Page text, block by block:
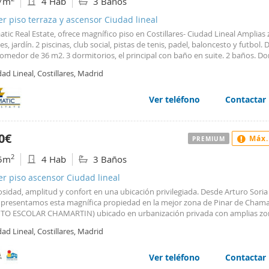
piso terraza y ascensor Ciudad lineal
Real Estate, ofrece magnífico piso en Costillares- Ciudad Lineal Amplias
jardín. 2 piscinas, club social, pistas de tenis, padel, baloncesto y futbol.
de 36 m2. 3 dormitorios, el principal con baño en suite. 2 baños.
individual. Aire acondicionado. Armarios empotrados. Conserje. Muy bien
Comercios de todos los ramos en la zona. No se cobra comisión ni
al arrendatario. Esperamos su llamada, 91 564 77 00-www.diplomatic.es
con más de 25 años en el sector inmobiliario y una amplia cartera de
locales, oficinas y edificios ofrece asesoramiento completo a sus clientes
Lineal, Costillares, Madrid
Ver teléfono Contactar
2 4 Hab 3 Baños
piso ascensor Ciudad lineal
amplitud y confort en una ubicación privilegiada. Desde Arturo Soria
presentamos esta magnífica propiedad en la mejor zona de Pinar de
ESCOLAR CHAMARTIN) ubicado en urbanización privada con amplias
sala para fiestas infantiles, cuarto para bicicletas y amplias zonas
con tendededo y zona de lavado, asi como zona de servicio
Lineal, Costillares, Madrid
Ver teléfono Contactar
PREMIUM